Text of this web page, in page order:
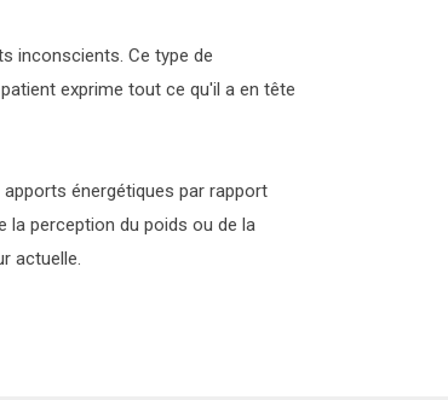
inconscients. Ce type de
exprime tout ce qu'il a en tête
énergétiques par rapport
la perception du poids ou de la
actuelle.